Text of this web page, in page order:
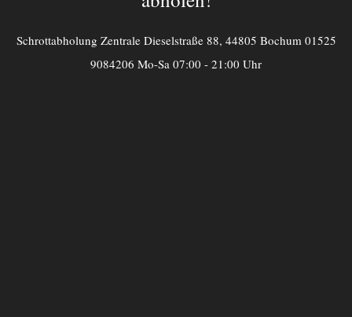
Schrottabholung Zentrale Dieselstraße 88, 44805 Bochum 01525
9084206 Mo-Sa 07:00 - 21:00 Uhr